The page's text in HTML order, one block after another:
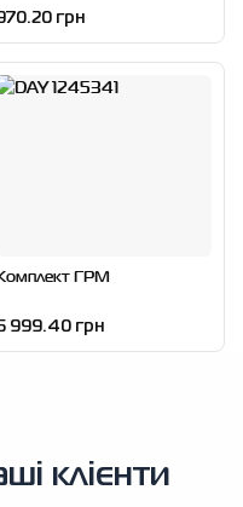
грн
ГРМ
999.40 грн
клієнти